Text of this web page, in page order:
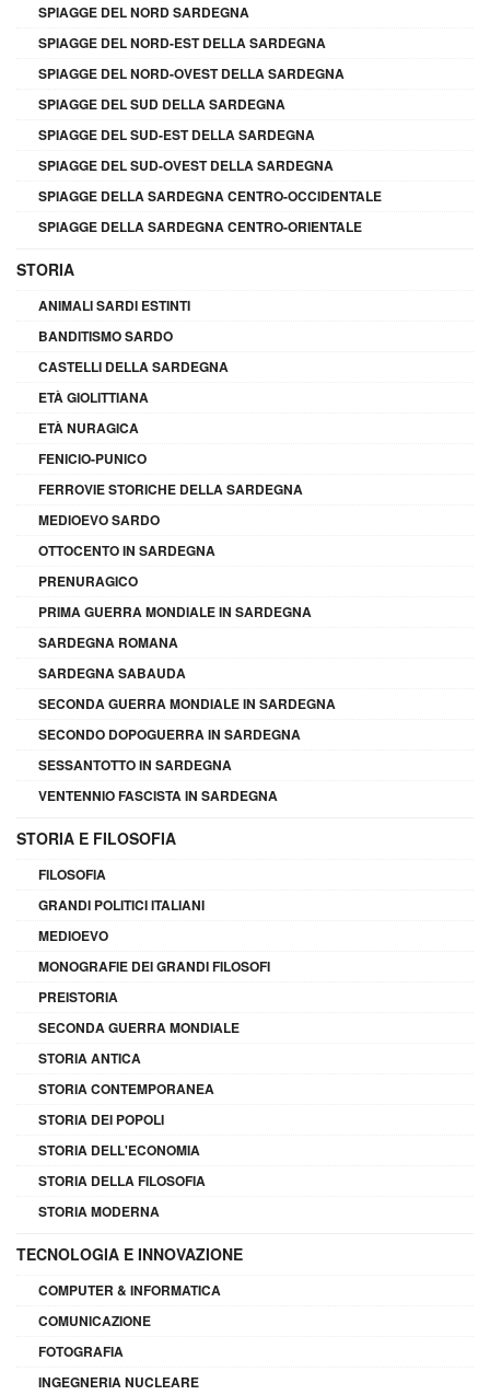
SPIAGGE DEL NORD SARDEGNA
SPIAGGE DEL NORD-EST DELLA SARDEGNA
SPIAGGE DEL NORD-OVEST DELLA SARDEGNA
SPIAGGE DEL SUD DELLA SARDEGNA
SPIAGGE DEL SUD-EST DELLA SARDEGNA
SPIAGGE DEL SUD-OVEST DELLA SARDEGNA
SPIAGGE DELLA SARDEGNA CENTRO-OCCIDENTALE
SPIAGGE DELLA SARDEGNA CENTRO-ORIENTALE
STORIA
ANIMALI SARDI ESTINTI
BANDITISMO SARDO
CASTELLI DELLA SARDEGNA
ETÀ GIOLITTIANA
ETÀ NURAGICA
FENICIO-PUNICO
FERROVIE STORICHE DELLA SARDEGNA
MEDIOEVO SARDO
OTTOCENTO IN SARDEGNA
PRENURAGICO
PRIMA GUERRA MONDIALE IN SARDEGNA
SARDEGNA ROMANA
SARDEGNA SABAUDA
SECONDA GUERRA MONDIALE IN SARDEGNA
SECONDO DOPOGUERRA IN SARDEGNA
SESSANTOTTO IN SARDEGNA
VENTENNIO FASCISTA IN SARDEGNA
STORIA E FILOSOFIA
FILOSOFIA
GRANDI POLITICI ITALIANI
MEDIOEVO
MONOGRAFIE DEI GRANDI FILOSOFI
PREISTORIA
SECONDA GUERRA MONDIALE
STORIA ANTICA
STORIA CONTEMPORANEA
STORIA DEI POPOLI
STORIA DELL'ECONOMIA
STORIA DELLA FILOSOFIA
STORIA MODERNA
TECNOLOGIA E INNOVAZIONE
COMPUTER & INFORMATICA
COMUNICAZIONE
FOTOGRAFIA
INGEGNERIA NUCLEARE